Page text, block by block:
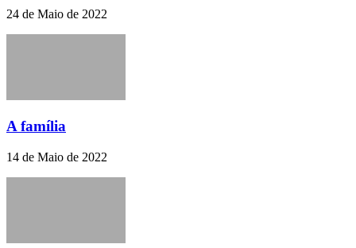
24 de Maio de 2022
A família
14 de Maio de 2022